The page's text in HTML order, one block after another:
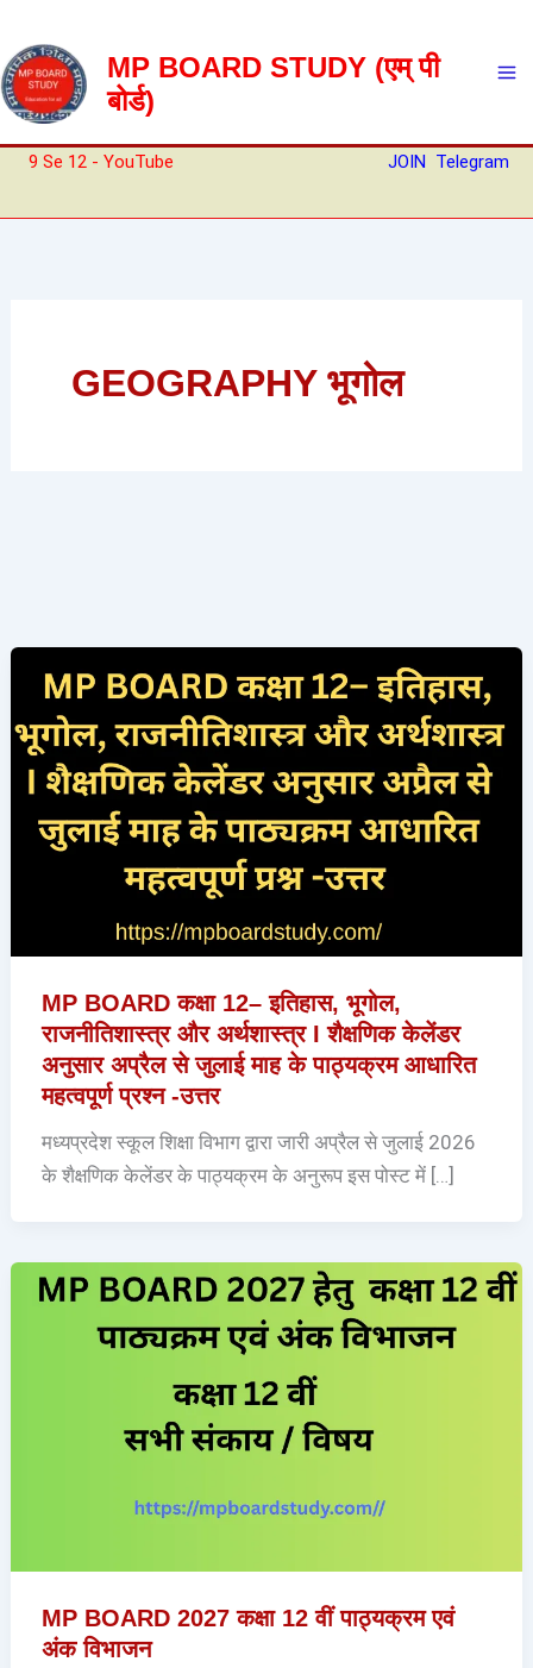
to
content
MP BOARD STUDY (एम् पी
बोर्ड)
9 Se 12 - YouTube JOIN Telegram
GEOGRAPHY भूगोल
MP BOARD कक्षा 12– इतिहास, भूगोल,
राजनीतिशास्त्र और अर्थशास्त्र I शैक्षणिक केलेंडर
अनुसार अप्रैल से जुलाई माह के पाठ्यक्रम आधारित
महत्वपूर्ण प्रश्न -उत्तर
मध्यप्रदेश स्कूल शिक्षा विभाग द्वारा जारी अप्रैल से जुलाई 2026
के शैक्षणिक केलेंडर के पाठ्यक्रम के अनुरूप इस पोस्ट में […]
MP BOARD 2027 कक्षा 12 वीं पाठ्यक्रम एवं
अंक विभाजन